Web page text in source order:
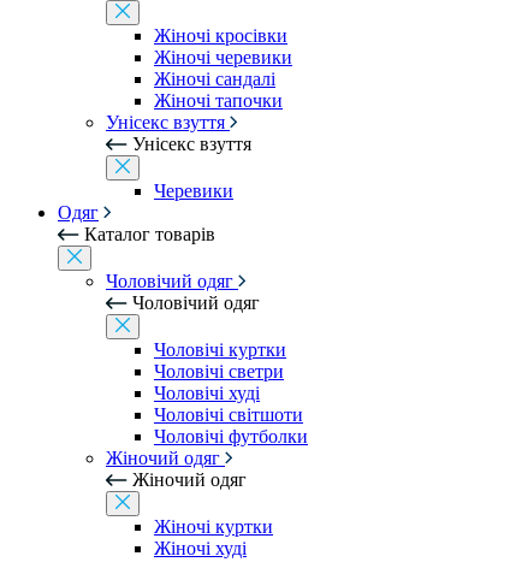
Жіночі кросівки
Жіночі черевики
Жіночі сандалі
Жіночі тапочки
Унісекс взуття
Унісекс взуття
Черевики
Одяг
Каталог товарів
Чоловічий одяг
Чоловічий одяг
Чоловічі куртки
Чоловічі светри
Чоловічі худі
Чоловічі світшоти
Чоловічі футболки
Жіночий одяг
Жіночий одяг
Жіночі куртки
Жіночі худі